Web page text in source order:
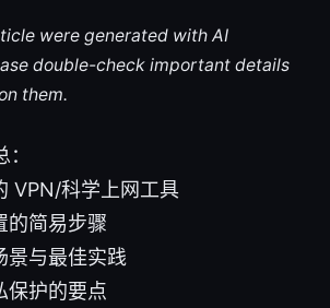
were generated with AI
double-check important details
them.
VPN/科学上网工具
的简易步骤
景与最佳实践
保护的要点